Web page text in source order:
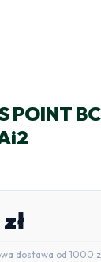
POINT
zł
dostawa od 1000